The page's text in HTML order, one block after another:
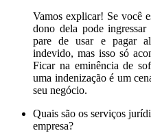
Vamos explicar! Se você
dono dela pode
pare de usar e pagar
indevido, mas isso só
Ficar na eminência de
uma indenização é um
seu negócio.
Quais são os serviços
empresa?